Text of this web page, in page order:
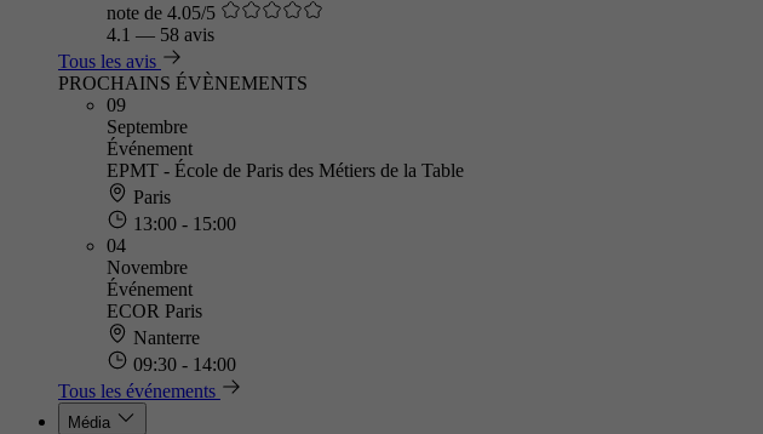
note de 4.05/5
4.1 — 58 avis
Tous les avis
PROCHAINS ÉVÈNEMENTS
09
Septembre
Événement
EPMT - École de Paris des Métiers de la Table
Paris
13:00 - 15:00
04
Novembre
Événement
ECOR Paris
Nanterre
09:30 - 14:00
Tous les événements
Média